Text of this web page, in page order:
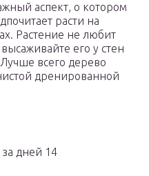
аспект, о котором
расти на
Растение не любит
его у стен
всего дерево
дренированной
дней 14